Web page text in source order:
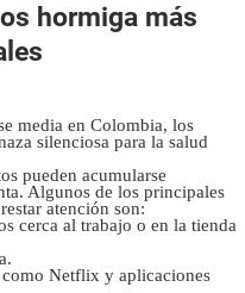
hormiga más
media en Colombia, los
silenciosa para la salud
pueden acumularse
Algunos de los principales
atención son:
cerca al trabajo o en la tienda
como Netflix y aplicaciones